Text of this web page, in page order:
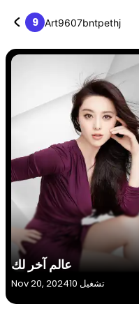
9 Art9607bntpethj
عالم آخر لك
Nov 20, 2024 10 تشغيل